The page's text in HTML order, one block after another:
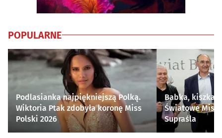
POPULARNE
Podlasianka najpiękniejszą Polką.
Wiktoria Ptak zdobyła koronę Miss
Polski 2026
Babka, kiszka i
Światowe
Supraśla